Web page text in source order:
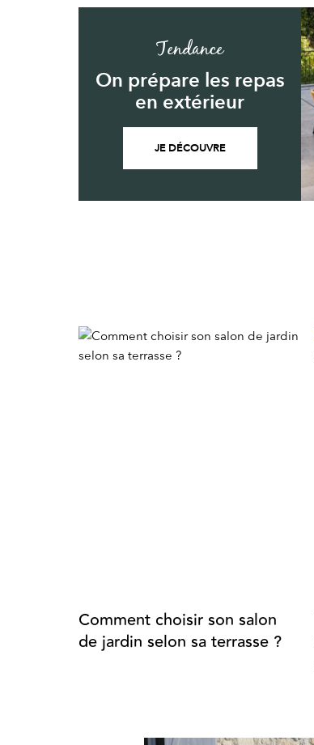
Tendance
On prépare les repas
en extérieur
JE DÉCOUVRE
Comment choisir son salon
de jardin selon sa terrasse ?